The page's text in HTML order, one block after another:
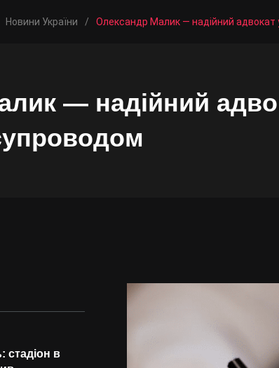
Новини України / Олександр Малик — надійний
— надійний
стадіон в